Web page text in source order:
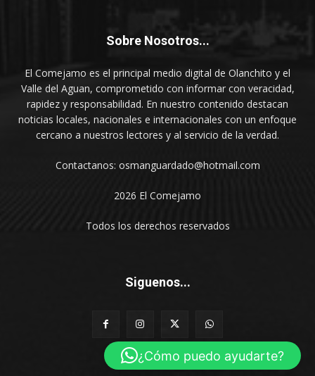
Sobre Nosotros...
El Comejamo es el principal medio digital de Olanchito y el
Valle del Aguan, comprometido con informar con veracidad,
rapidez y responsabilidad. En nuestro contenido destacan
noticias locales, nacionales e internacionales con un enfoque
cercano a nuestros lectores y al servicio de la verdad.
Contactanos: osmanguardado@hotmail.com
2026 El Comejamo
Todos los derechos reservados
Siguenos...
¿Cómo puedo ayudarte?